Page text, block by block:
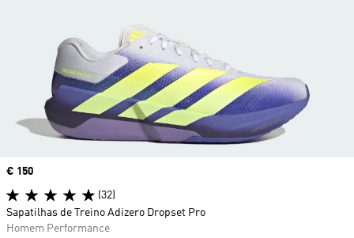
Price
€ 150
(32)
Sapatilhas de Treino Adizero Dropset Pro
Homem Performance